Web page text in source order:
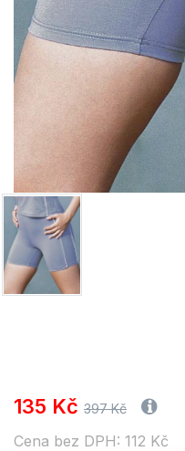
135 Kč 397 Kč
Cena bez DPH: 112 Kč